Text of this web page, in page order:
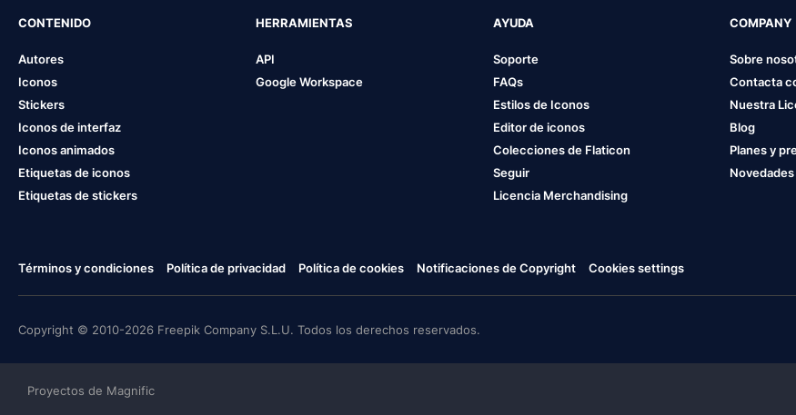
CONTENIDO
Autores
Iconos
Stickers
Iconos de interfaz
Iconos animados
Etiquetas de iconos
Etiquetas de stickers
HERRAMIENTAS
API
Google Workspace
AYUDA
Soporte
FAQs
Estilos de Iconos
Editor de iconos
Colecciones de Flaticon
Seguir
Licencia Merchandising
COMPANY
Sobre
Contacta
Nuestra
Blog
Planes y
Novedades
Términos y condiciones Política de privacidad Política de cookies Notificaciones de Copyright Cookies settings
Copyright © 2010-2026 Freepik Company S.L.U. Todos los derechos reservados.
Proyectos de Magnific